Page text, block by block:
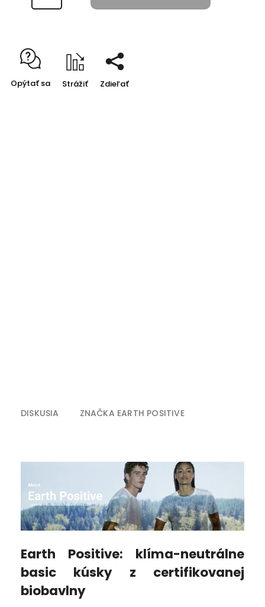
Opýtať sa Strážiť Zdieľať
DISKUSIA ZNAČKA EARTH POSITIVE
Earth Positive: klíma-neutrálne
basic kúsky z certifikovanej
biobavlny